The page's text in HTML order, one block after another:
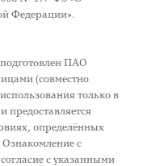
Федерации».
ПАО
(совместно
только в
предоставляется
определённых
Ознакомление с
с указанными